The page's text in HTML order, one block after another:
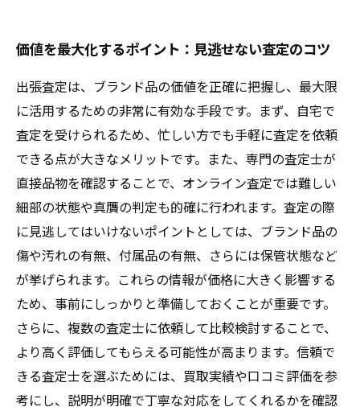
価値を最大化するポイント：見逃せない査定のコツ
出張査定は、ブランド品の価値を正確に把握し、最大限
に活用するための非常に有効な手段です。まず、自宅で
査定を受けられるため、忙しい方でも手軽に査定を依頼
できる点が大きなメリットです。また、専門の査定士が
直接品物を確認することで、オンライン査定では難しい
細部の状態や真贋の判定も的確に行われます。査定の際
に見逃してはいけないポイントとしては、ブランド品の
傷や汚れの有無、付属品の有無、さらには保管状態など
が挙げられます。これらの情報が価格に大きく影響する
ため、事前にしっかりと準備しておくことが重要です。
さらに、複数の査定士に依頼して比較検討することで、
より高く評価してもらえる可能性が高まります。信頼で
きる査定士を選ぶためには、買取実績や口コミ評価を参
考にし、説明が明確で丁寧な対応をしてくれるかを確認